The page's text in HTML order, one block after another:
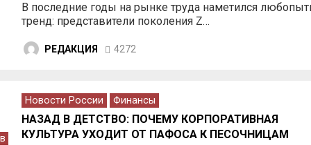
В последние годы на рынке труда наметился
тренд: представители поколения Z…
РЕДАКЦИЯ 4272
Новости России Финансы
НАЗАД В ДЕТСТВО: ПОЧЕМУ КОРПОРАТИВНАЯ
КУЛЬТУРА УХОДИТ ОТ ПАФОСА К ПЕСОЧНИЦАМ